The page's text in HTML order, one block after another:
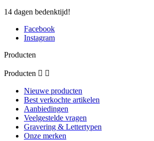
14 dagen bedenktijd!
Facebook
Instagram
Producten
Producten  
Nieuwe producten
Best verkochte artikelen
Aanbiedingen
Veelgestelde vragen
Gravering & Lettertypen
Onze merken